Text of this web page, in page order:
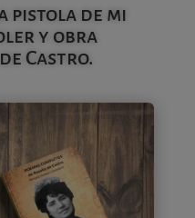
pistola de mi
y obra
Castro.